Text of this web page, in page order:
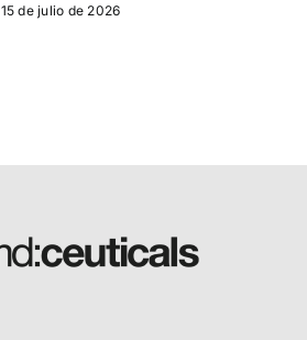
15 de julio de 2026